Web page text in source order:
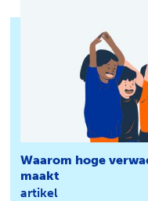
Waarom hoge
maakt
artikel